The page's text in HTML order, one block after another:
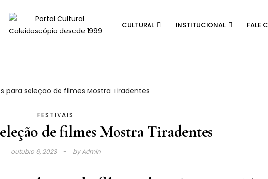
CULTURAL INSTITUCIONAL FALE
FESTIVAIS
de filmes Mostra Tiradentes
outubro 6, 2023 byAdmin